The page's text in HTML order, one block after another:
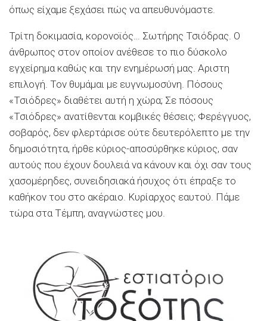
όπως είχαμε ξεχάσει πώς να απευθυνόμαστε.
Τρίτη δοκιμασία, κορονοϊός… Σωτήρης Τσιόδρας. Ο
άνθρωπος στον οποίον ανέθεσε το πιο δύσκολο
εγχείρημα καθώς και την ενημέρωσή μας. Αριστη
επιλογή. Τον θυμάμαι με ευγνωμοσύνη. Πόσους
«Τσιόδρες» διαθέτει αυτή η χώρα; Σε πόσους
«Τσιόδρες» ανατίθενται κομβικές θέσεις; Φερέγγυος,
σοβαρός, δεν φλερτάρισε ούτε δευτερόλεπτο με την
δημοσιότητα, ήρθε κύριος-αποσύρθηκε κύριος, σαν
αυτούς που έχουν δουλειά να κάνουν και όχι σαν τους
χασομέρηδες, συνειδησιακά ήσυχος ότι έπραξε το
καθήκον του στο ακέραιο. Κυρίαρχος εαυτού. Πάμε
τώρα στα Τέμπη, αναγνώστες μου.